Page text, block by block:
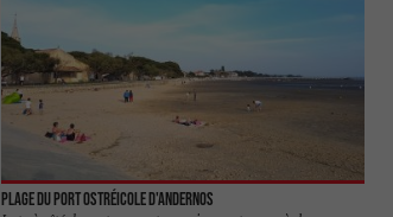
Plage du Port Ostréicole d'Andernos